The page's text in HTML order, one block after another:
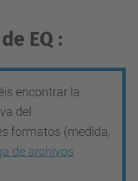
EQ :
encontrar la
del
formatos (medida,
de archivos